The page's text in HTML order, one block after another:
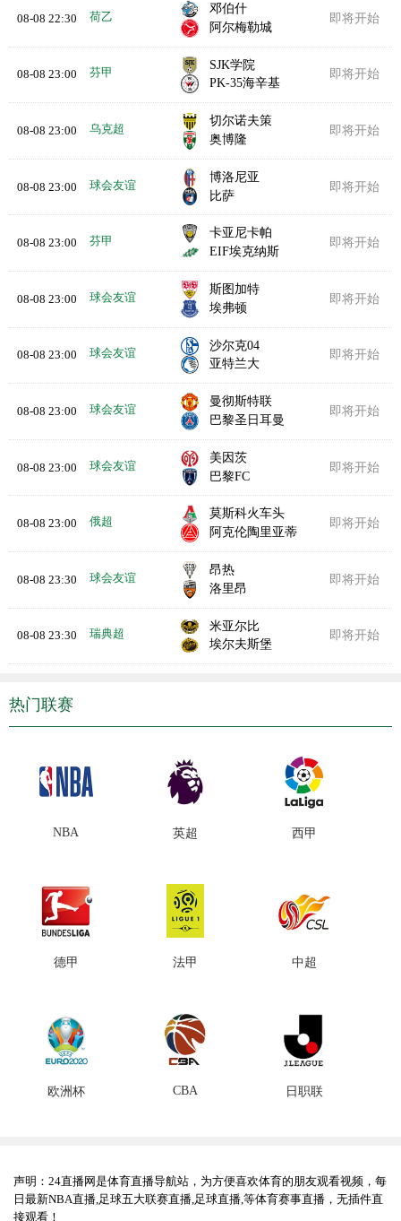
08-08 22:30 荷乙
邓伯什
阿尔梅勒城
即将开始
08-08 23:00 芬甲
SJK学院
PK-35海辛基
即将开始
08-08 23:00 乌克超
切尔诺夫策
奥博隆
即将开始
08-08 23:00 球会友谊
博洛尼亚
比萨
即将开始
08-08 23:00 芬甲
卡亚尼卡帕
EIF埃克纳斯
即将开始
08-08 23:00 球会友谊
斯图加特
埃弗顿
即将开始
08-08 23:00 球会友谊
沙尔克04
亚特兰大
即将开始
08-08 23:00 球会友谊
曼彻斯特联
巴黎圣日耳曼
即将开始
08-08 23:00 球会友谊
美因茨
巴黎FC
即将开始
08-08 23:00 俄超
莫斯科火车头
阿克伦陶里亚蒂
即将开始
08-08 23:30 球会友谊
昂热
洛里昂
即将开始
08-08 23:30 瑞典超
米亚尔比
埃尔夫斯堡
即将开始
热门联赛
NBA 英超 西甲
德甲 法甲 中超
欧洲杯 CBA 日职联
声明：24直播网是体育直播导航站，为方便喜欢体育的朋友观看视频，每
日最新NBA直播,足球五大联赛直播,足球直播,等体育赛事直播，无插件直
接观看！